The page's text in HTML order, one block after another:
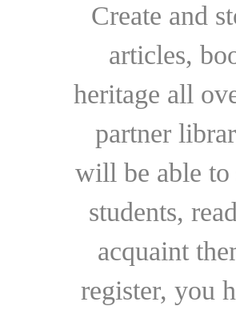
Create and
articles,
heritage all
partner
will be able
students,
acquaint
register, you